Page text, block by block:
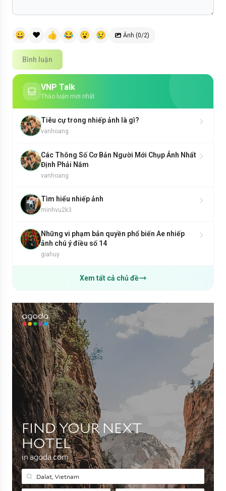
😀 ❤️ 👍 😂 😮 😢 Ảnh (0/2)
Bình luận
VNP Talk
Thảo luận mới nhất
Tiêu cự trong nhiếp ảnh là gì?
vanhoang
Các Thông Số Cơ Bản Người Mới Chụp Ảnh Nhất
Định Phải Nắm
vanhoang
Tìm hiểu nhiếp ảnh
minhvu2k3
Những vi phạm bản quyền phổ biến Ae nhiếp
ảnh chú ý điều số 14
giahuy
Xem tất cả chủ đề